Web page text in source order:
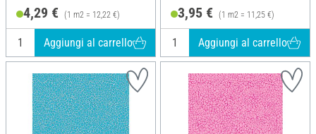
4,29 € (1 m2 = 12,22 €)
Aggiungi al carrello
3,95 € (1 m2 = 11,25 €)
Aggiungi al carrello